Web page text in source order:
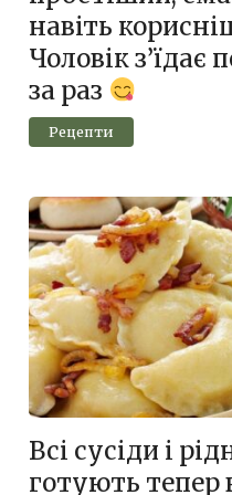
навіть
Чоловік з’їдає
за раз
Рецепти
Всі сусіди і
готують тепер